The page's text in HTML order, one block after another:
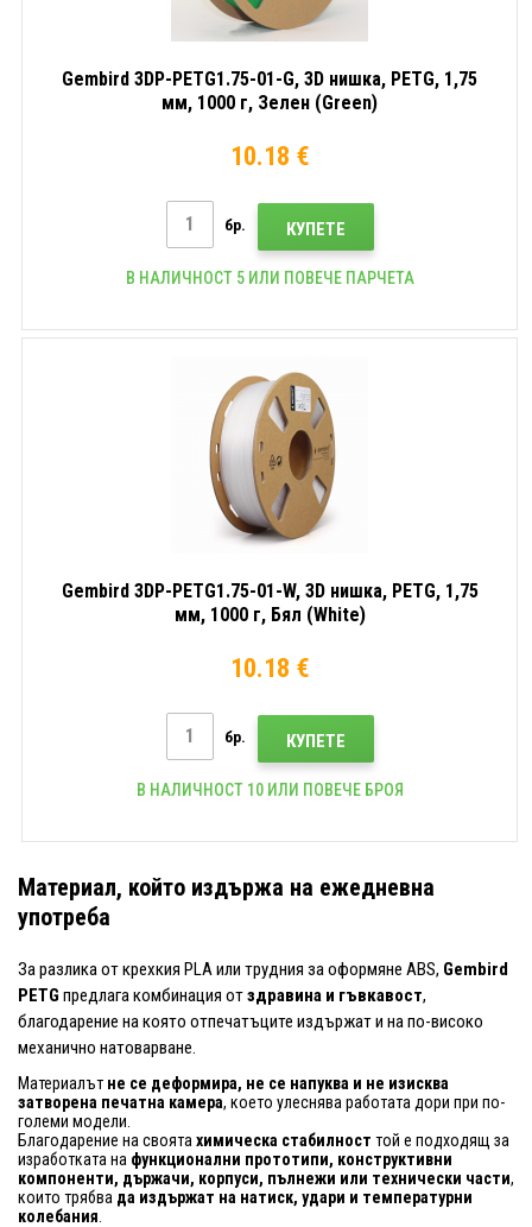
Gembird 3DP-PETG1.75-01-G, 3D нишка, PETG, 1,75
мм, 1000 г, Зелен (Green)
10.18 €
бр. КУПЕТЕ
В НАЛИЧНОСТ 5 ИЛИ ПОВЕЧЕ ПАРЧЕТА
Gembird 3DP-PETG1.75-01-W, 3D нишка, PETG, 1,75
мм, 1000 г, Бял (White)
10.18 €
бр. КУПЕТЕ
В НАЛИЧНОСТ 10 ИЛИ ПОВЕЧЕ БРОЯ
Материал, който издържа на ежедневна
употреба
За разлика от крехкия PLA или трудния за оформяне ABS, Gembird
PETG предлага комбинация отздравина и гъвкавост,
благодарение на която отпечатъците издържат и на по-високо
механично натоварване.
Материалът не се деформира, не се напуква и не изисква
затворена печатна камера, което улеснява работата дори при по-
големи модели.
Благодарение на своята химическа стабилност той е подходящ за
изработката на функционални прототипи, конструктивни
компоненти, държачи, корпуси, пълнежи или технически части,
които трябва да издържат на натиск, удари и температурни
колебания